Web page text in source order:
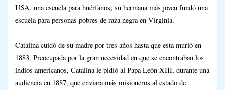
USA, una escuela para huérfanos; su hermana más joven fundó una
escuela para personas pobres de raza negra en Virginia.
Catalina cuidó de su madre por tres años hasta que esta murió en
1883. Preocupada por la gran necesidad en que se encontraban los
indios americanos, Catalina le pidió al Papa León XIII, durante una
audiencia en 1887, que enviara más misioneros al estado de